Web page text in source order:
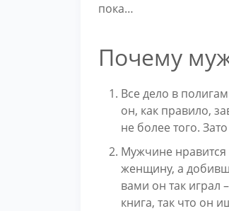
пока…
Почему
Все дело в
он, как правило,
не более того.
Мужчине нравится
женщину, а
вами он так играл
книга, так что он